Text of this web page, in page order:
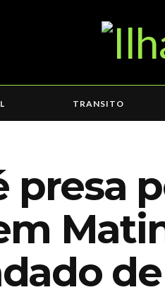
TRANSITO
presa